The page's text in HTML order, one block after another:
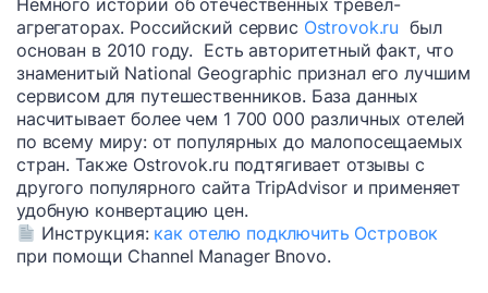
Немного истории об отечественных тревел-
агрегаторах. Российский сервис Ostrovok.ru был
основан в 2010 году. Есть авторитетный факт, что
знаменитый National Geographic признал его лучшим
сервисом для путешественников. База данных
насчитывает более чем 1 700 000 различных отелей
по всему миру: от популярных до малопосещаемых
стран. Также Ostrovok.ru подтягивает отзывы с
другого популярного сайта TripAdvisor и применяет
удобную конвертацию цен.
Инструкция: как отелю подключить Островок
при помощи Channel Manager Bnovo.